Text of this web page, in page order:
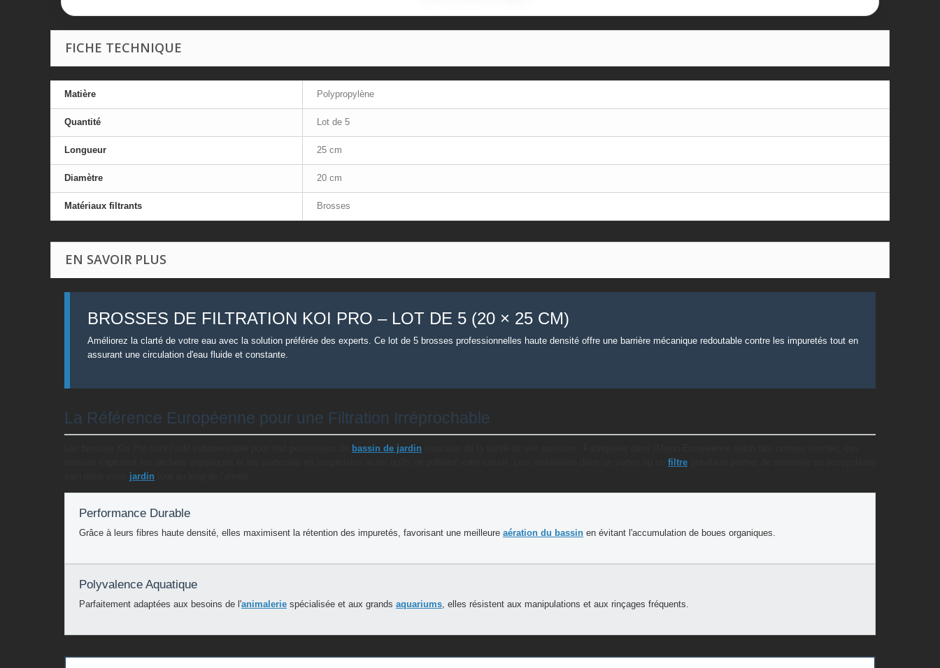
FICHE TECHNIQUE
Matière Polypropylène
Quantité Lot de 5
Longueur 25 cm
Diamètre 20 cm
Matériaux filtrants Brosses
EN SAVOIR PLUS
BROSSES DE FILTRATION KOI PRO – LOT DE 5 (20 × 25 CM)
Améliorez la clarté de votre eau avec la solution préférée des experts. Ce lot de 5 brosses professionnelles haute densité offre une barrière mécanique redoutable contre les impuretés tout en
assurant une circulation d'eau fluide et constante.
La Référence Européenne pour une Filtration Irréprochable
bassin de jardin
filtre
jardin
Performance Durable
Grâce à leurs fibres haute densité, elles maximisent la rétention des impuretés, favorisant une meilleure aération du bassin en évitant l'accumulation de boues organiques.
Polyvalence Aquatique
Parfaitement adaptées aux besoins de l'animalerie spécialisée et aux grands aquariums, elles résistent aux manipulations et aux rinçages fréquents.